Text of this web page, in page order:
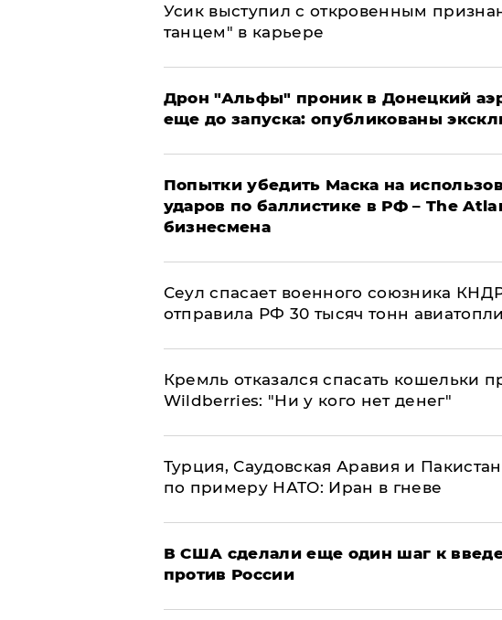
Усик выступил с откровенным
танцем" в карьере
Дрон "Альфы" проник в Донецкий
еще до запуска: опубликованы
Попытки убедить Маска на
ударов по баллистике в РФ – The
бизнесмена
​Сеул спасает военного союзника
отправила РФ 30 тысяч тонн
Кремль отказался спасать кошельки
Wildberries: "Ни у кого нет денег"
Турция, Саудовская Аравия и
по примеру НАТО: Иран в гневе
В США сделали еще один шаг к
против России